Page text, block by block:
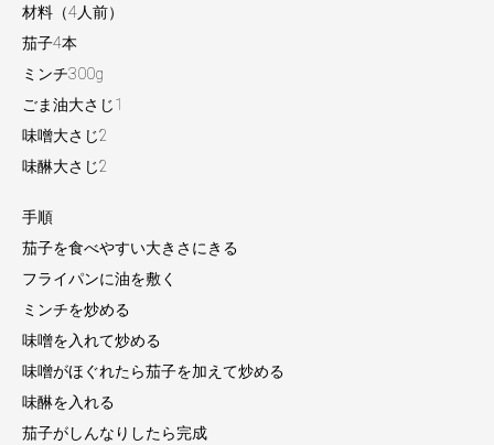
材料（4人前）
茄子4本
ミンチ300g
ごま油大さじ1
味噌大さじ2
味醂大さじ2
手順
茄子を食べやすい大きさにきる
フライパンに油を敷く
ミンチを炒める
味噌を入れて炒める
味噌がほぐれたら茄子を加えて炒める
味醂を入れる
茄子がしんなりしたら完成